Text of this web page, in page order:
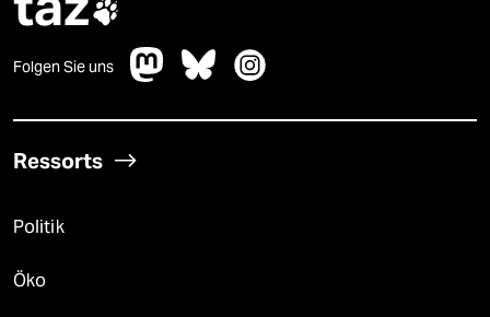

Folgen Sie uns
Ressorts
Politik
Öko